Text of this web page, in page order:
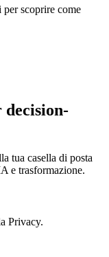
per scoprire come
tua casella di posta
e trasformazione.
Privacy.